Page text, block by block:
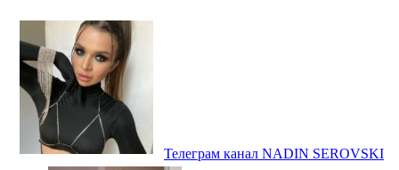
Телеграм канал NADIN SEROVSKI